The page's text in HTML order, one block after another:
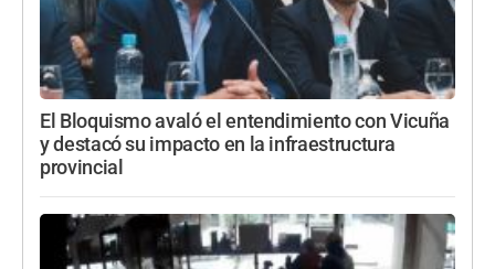
El Bloquismo avaló el entendimiento con Vicuña
y destacó su impacto en la infraestructura
provincial